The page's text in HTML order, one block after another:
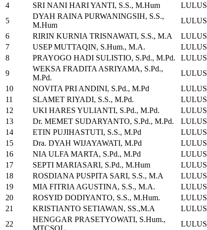
4
SRI NANI HARI YANTI, S.S., M.Hum
LULUS
5
DYAH RAINA PURWANINGSIH, S.S.,
M.Hum
LULUS
6
RIRIN KURNIA TRISNAWATI, S.S., M.A
LULUS
7
USEP MUTTAQIN, S.Hum., M.A.
LULUS
8
PRAYOGO HADI SULISTIO, S.Pd., M.Pd.
LULUS
9
WEKSA FRADITA ASRIYAMA, S.Pd.,
M.Pd.
LULUS
10
NOVITA PRI ANDINI, S.Pd., M.Pd
LULUS
11
SLAMET RIYADI, S.S., M.Pd.
LULUS
12
UKI HARES YULIANTI, S.Pd., M.Pd.
LULUS
13
Dr. MEMET SUDARYANTO, S.Pd., M.Pd.
LULUS
14
ETIN PUJIHASTUTI, S.S., M.Pd
LULUS
15
Dra. DYAH WIJAYAWATI, M.Pd
LULUS
16
NIA ULFA MARTA, S.Pd., M.Pd
LULUS
17
SEPTI MARIASARI, S.Pd., M.Hum
LULUS
18
ROSDIANA PUSPITA SARI, S.S., M.A
LULUS
19
MIA FITRIA AGUSTINA, S.S., M.A.
LULUS
20
ROSYID DODIYANTO, S.S., M.Hum.
LULUS
21
KRISTIANTO SETIAWAN, SS.,M.A
LULUS
22
HENGGAR PRASETYOWATI, S.Hum.,
MTCSOL.
LULUS